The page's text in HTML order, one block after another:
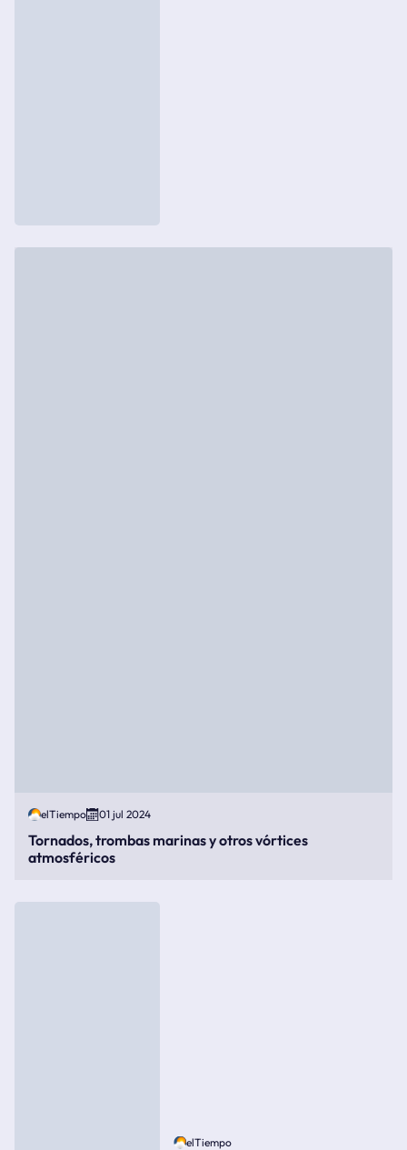
elTiempo 01 jul 2024
Tornados, trombas marinas y otros vórtices
atmosféricos
elTiempo